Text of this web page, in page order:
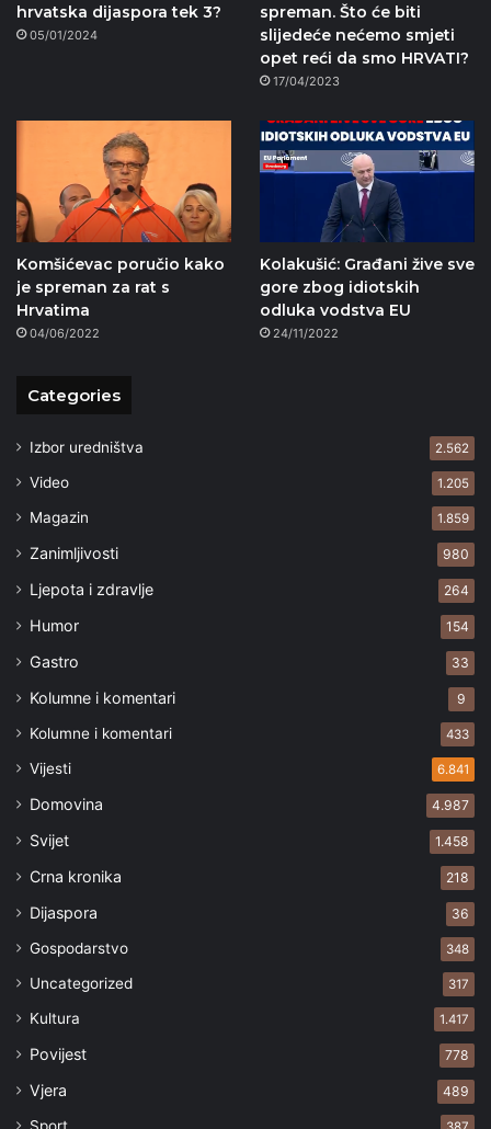
hrvatska dijaspora tek 3?
05/01/2024
spreman. Što će biti
slijedeće nećemo smjeti
opet reći da smo HRVATI?
17/04/2023
Komšićevac poručio kako
je spreman za rat s
Hrvatima
04/06/2022
Kolakušić: Građani žive sve
gore zbog idiotskih
odluka vodstva EU
24/11/2022
Categories
Izbor uredništva 2.562
Video 1.205
Magazin 1.859
Zanimljivosti 980
Ljepota i zdravlje 264
Humor 154
Gastro 33
Kolumne i komentari 9
Kolumne i komentari 433
Vijesti 6.841
Domovina 4.987
Svijet 1.458
Crna kronika 218
Dijaspora 36
Gospodarstvo 348
Uncategorized 317
Kultura 1.417
Povijest 778
Vjera 489
Sport